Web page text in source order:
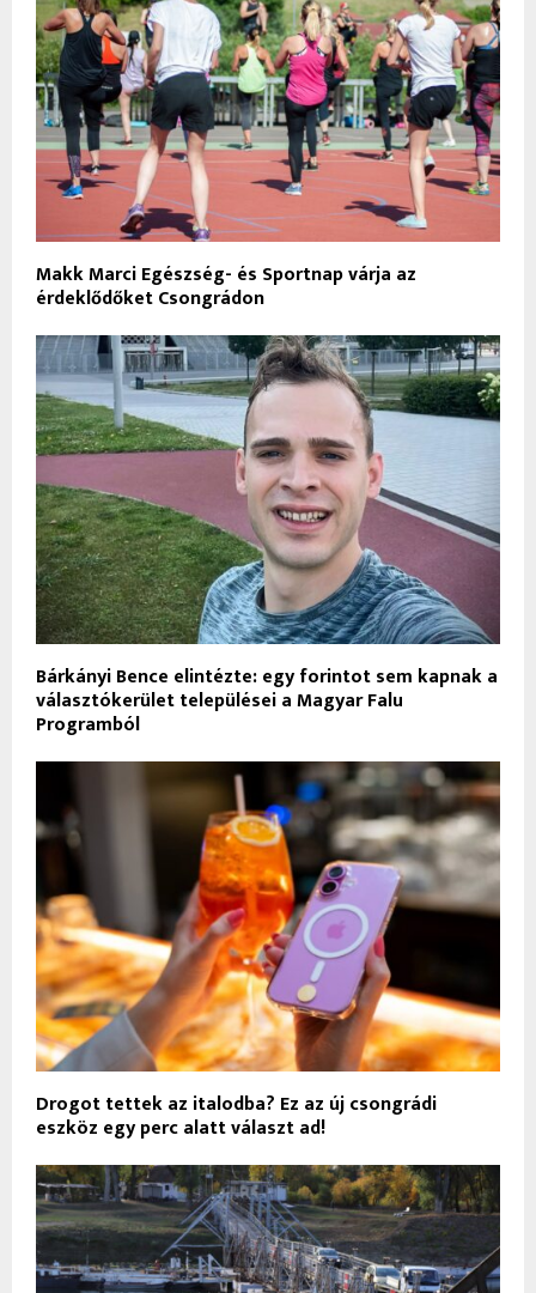
Makk Marci Egészség- és Sportnap várja az
érdeklődőket Csongrádon
Bárkányi Bence elintézte: egy forintot sem kapnak a
választókerület települései a Magyar Falu
Programból
Drogot tettek az italodba? Ez az új csongrádi
eszköz egy perc alatt választ ad!